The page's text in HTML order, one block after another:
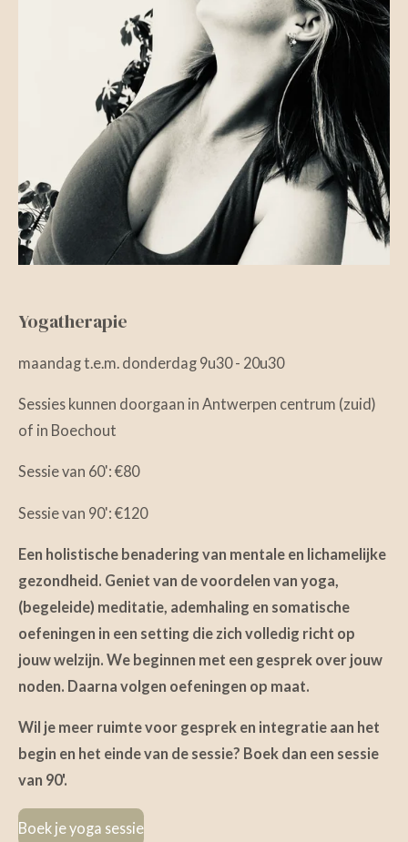
Yogatherapie
maandag t.e.m. donderdag 9u30 - 20u30
Sessies kunnen doorgaan in Antwerpen centrum (zuid)
of in Boechout
Sessie van 60': €80
Sessie van 90': €120
Een holistische benadering van mentale en lichamelijke
gezondheid. Geniet van de voordelen van yoga,
(begeleide) meditatie, ademhaling en somatische
oefeningen in een setting die zich volledig richt op
jouw welzijn. We beginnen met een gesprek over jouw
noden. Daarna volgen oefeningen op maat.
Wil je meer ruimte voor gesprek en integratie aan het
begin en het einde van de sessie? Boek dan een sessie
van 90'.
Boek je yoga sessie